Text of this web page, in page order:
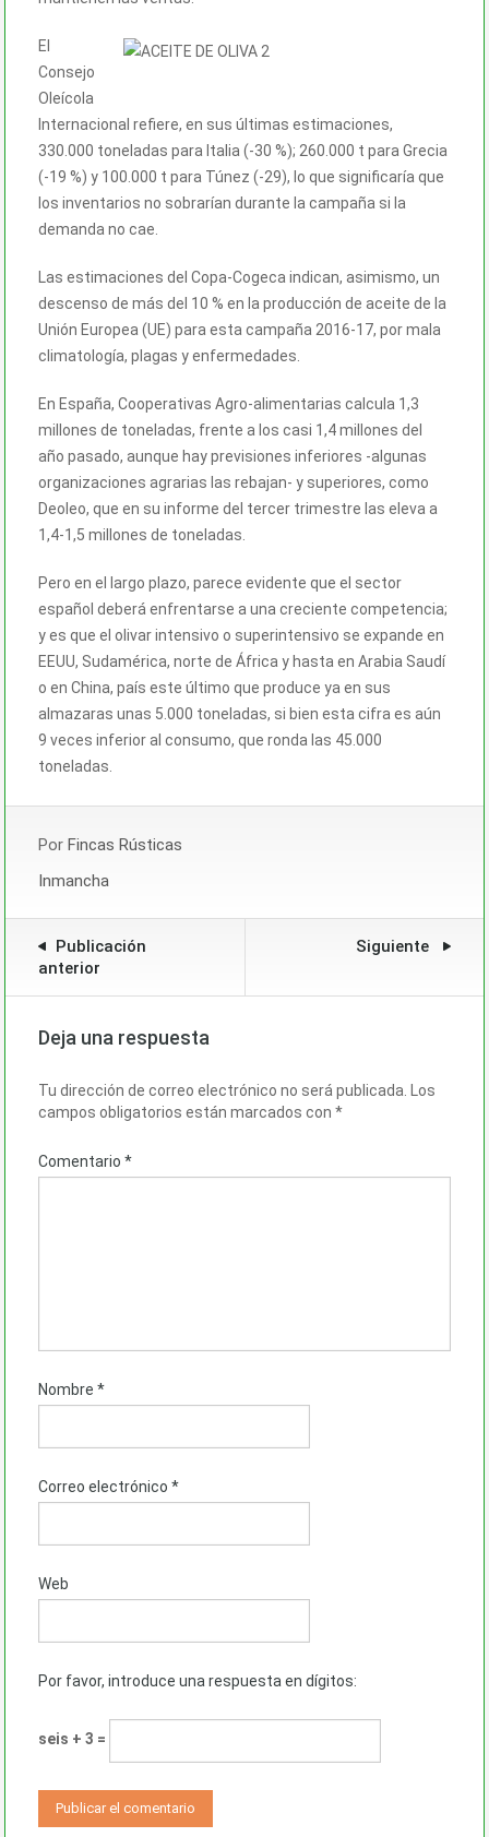
El
Consejo
Oleícola
Internacional refiere, en sus últimas estimaciones,
330.000 toneladas para Italia (-30 %); 260.000 t para Grecia
(-19 %) y 100.000 t para Túnez (-29), lo que significaría que
los inventarios no sobrarían durante la campaña si la
demanda no cae.
Las estimaciones del Copa-Cogeca indican, asimismo, un
descenso de más del 10 % en la producción de aceite de la
Unión Europea (UE) para esta campaña 2016-17, por mala
climatología, plagas y enfermedades.
En España, Cooperativas Agro-alimentarias calcula 1,3
millones de toneladas, frente a los casi 1,4 millones del
año pasado, aunque hay previsiones inferiores -algunas
organizaciones agrarias las rebajan- y superiores, como
Deoleo, que en su informe del tercer trimestre las eleva a
1,4-1,5 millones de toneladas.
Pero en el largo plazo, parece evidente que el sector
español deberá enfrentarse a una creciente competencia;
y es que el olivar intensivo o superintensivo se expande en
EEUU, Sudamérica, norte de África y hasta en Arabia Saudí
o en China, país este último que produce ya en sus
almazaras unas 5.000 toneladas, si bien esta cifra es aún
9 veces inferior al consumo, que ronda las 45.000
toneladas.
Por Fincas Rústicas
Inmancha
Publicación
anterior
Siguiente
Deja una respuesta
Tu dirección de correo electrónico no será publicada. Los
campos obligatorios están marcados con *
Comentario *
Nombre *
Correo electrónico *
Web
Por favor, introduce una respuesta en dígitos:
seis + 3 =